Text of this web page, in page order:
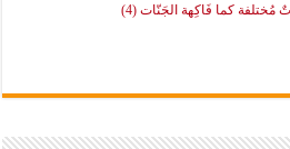
مُختلفة كما فَاكِهة الجَنّات (4)